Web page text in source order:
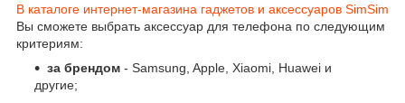
В каталоге интернет-магазина гаджетов и аксессуаров SimSim
Вы сможете выбрать аксессуар для телефона по следующим
критериям:
за брендом - Samsung, Apple, Xiaomi, Huawei и
другие;